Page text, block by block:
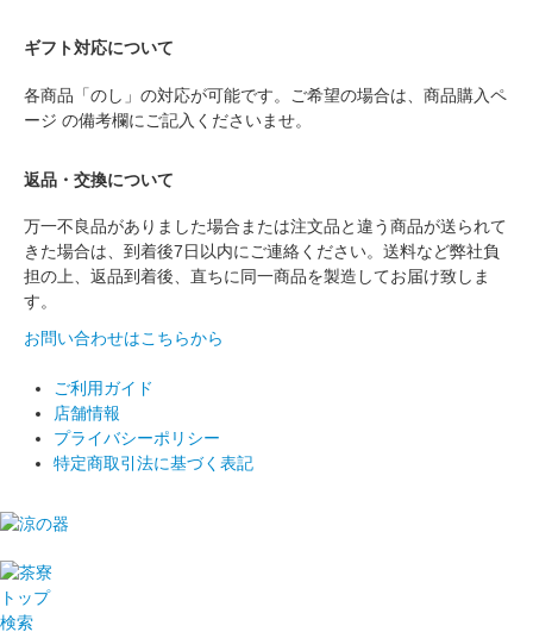
ギフト対応について
各商品「のし」の対応が可能です。ご希望の場合は、商品購入ペ
ージ の備考欄にご記入くださいませ。
返品・交換について
万一不良品がありました場合または注文品と違う商品が送られて
きた場合は、到着後7日以内にご連絡ください。送料など弊社負
担の上、返品到着後、直ちに同一商品を製造してお届け致しま
す。
お問い合わせはこちらから
ご利用ガイド
店舗情報
プライバシーポリシー
特定商取引法に基づく表記
トップ
検索